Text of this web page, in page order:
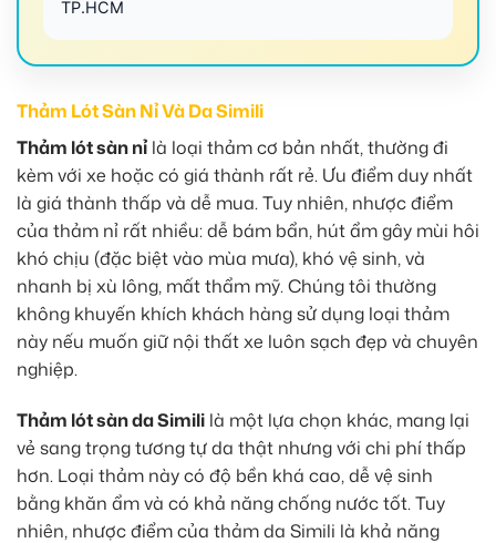
TP.HCM
Thảm Lót Sàn Nỉ Và Da Simili
Thảm lót sàn nỉ là loại thảm cơ bản nhất, thường đi
kèm với xe hoặc có giá thành rất rẻ. Ưu điểm duy nhất
là giá thành thấp và dễ mua. Tuy nhiên, nhược điểm
của thảm nỉ rất nhiều: dễ bám bẩn, hút ẩm gây mùi hôi
khó chịu (đặc biệt vào mùa mưa), khó vệ sinh, và
nhanh bị xù lông, mất thẩm mỹ. Chúng tôi thường
không khuyến khích khách hàng sử dụng loại thảm
này nếu muốn giữ nội thất xe luôn sạch đẹp và chuyên
nghiệp.
Thảm lót sàn da Simili là một lựa chọn khác, mang lại
vẻ sang trọng tương tự da thật nhưng với chi phí thấp
hơn. Loại thảm này có độ bền khá cao, dễ vệ sinh
bằng khăn ẩm và có khả năng chống nước tốt. Tuy
nhiên, nhược điểm của thảm da Simili là khả năng